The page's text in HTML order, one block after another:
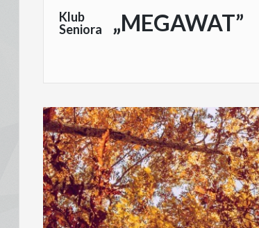
SkoczKlub
Seniora
„MEGAWAT”